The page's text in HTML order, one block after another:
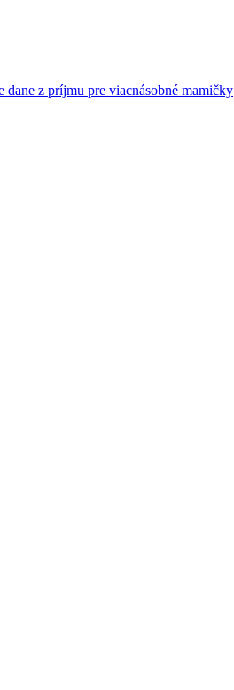
dane z príjmu pre viacnásobné mamičky